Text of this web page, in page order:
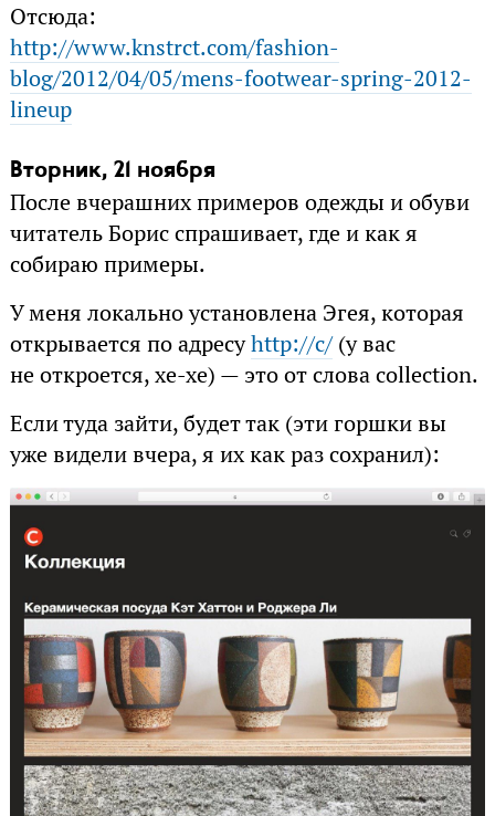
Отсюда:
http://www.knstrct.com/fashion-
blog/2012/04/05/mens-footwear-spring-2012-
lineup
Вторник, 21 ноября
После вчерашних примеров одежды и обуви
читатель Борис спрашивает, где и как я
собираю примеры.
У меня локально установлена Эгея, которая
открывается по адресуhttp://c/(у вас
не откроется, хе-хе) — это от слова collection.
Если туда зайти, будет так (эти горшки вы
уже видели вчера, я их как раз сохранил):